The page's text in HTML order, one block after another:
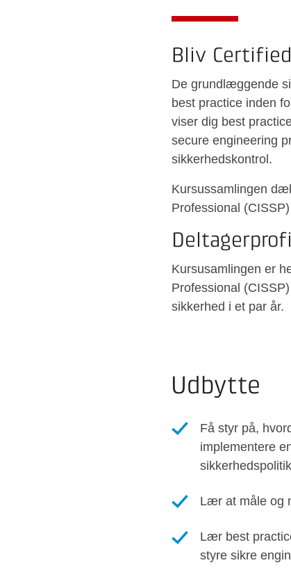
Bliv
De grundlæggende
best practice inden
viser dig best
secure engineering
sikkerhedskontrol.
Kursussamlingen
Professional
Kursusamlingen er
Professional
sikkerhed i et par år.
Udbytte
Få styr på,
implementere
sikkerhedspolitik
Lær at måle og
Lær best
styre sikre